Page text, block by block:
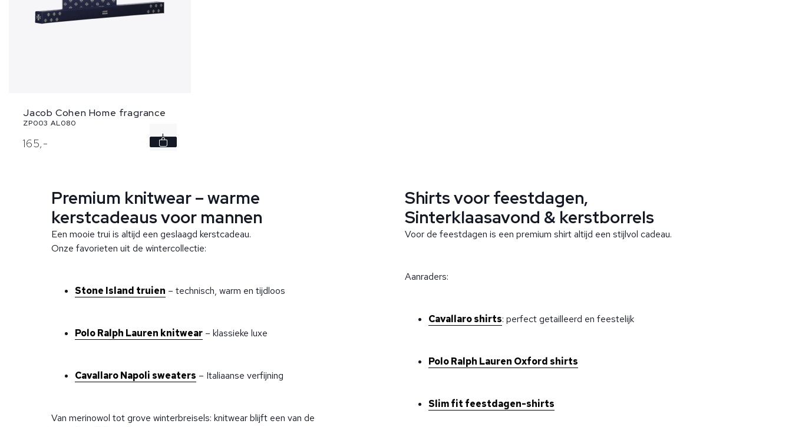
Jacob Cohen Home fragrance
ZP003 AL080
165,-
Premium knitwear – warme
kerstcadeaus voor mannen
Een mooie trui is altijd een geslaagd kerstcadeau.
Onze favorieten uit de wintercollectie:
Stone Island truien – technisch, warm en tijdloos
Polo Ralph Lauren knitwear – klassieke luxe
Cavallaro Napoli sweaters – Italiaanse verfijning
Van merinowol tot grove winterbreisels: knitwear blijft een van de
Shirts voor feestdagen,
Sinterklaasavond & kerstborrels
Voor de feestdagen is een premium shirt altijd een stijlvol cadeau.
Aanraders:
Cavallaro shirts: perfect getailleerd en feestelijk
Polo Ralph Lauren Oxford shirts
Slim fit feestdagen-shirts